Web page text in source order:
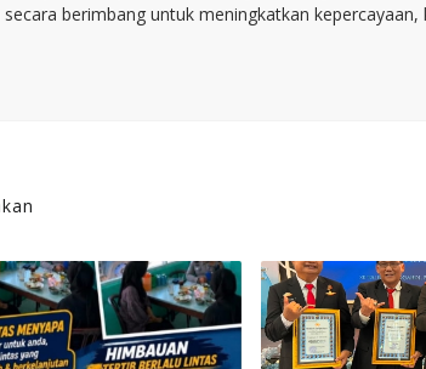
berimbang untuk meningkatkan kepercayaan,